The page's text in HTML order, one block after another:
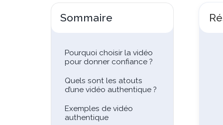
Sommaire
Pourquoi choisir la vidéo
pour donner confiance ?
Quels sont les atouts
d’une vidéo authentique ?
Exemples de vidéo
authentique